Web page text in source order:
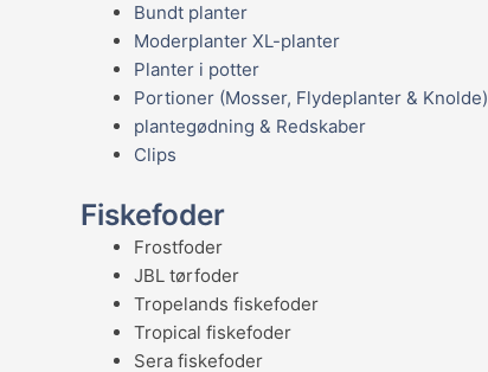
Bundt planter
Moderplanter XL-planter
Planter i potter
Portioner (Mosser, Flydeplanter & Knolde)
plantegødning & Redskaber
Clips
Fiskefoder
Frostfoder
JBL tørfoder
Tropelands fiskefoder
Tropical fiskefoder
Sera fiskefoder